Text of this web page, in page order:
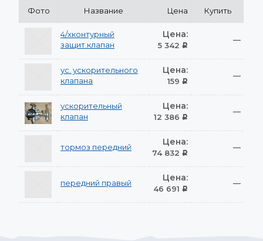
Фото Название Цена Купить
4/хконтурный
защит.клапан
Цена:
5 342 Р
—
ус. ускорительного
клапана
Цена:
159 Р
—
ускорительный
клапан
Цена:
12 386 Р
—
тормоз передний Цена:
74 832 Р
—
передний правый Цена:
46 691 Р
—